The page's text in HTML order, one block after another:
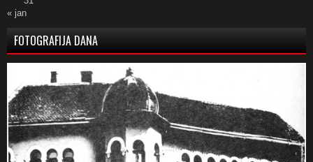
« jan
FOTOGRAFIJA DANA